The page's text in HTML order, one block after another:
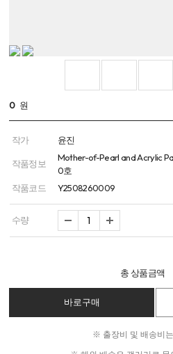
0 원
작가 윤진
작품정보
Mother-of-Pearl and Acrylic
0호
작품코드
Y2508260009
수량
총 상품금액
※ 출장비 및 배송비